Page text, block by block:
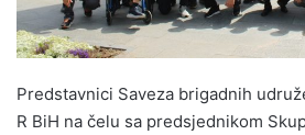
l
Predstavnici Saveza brigadnih
R BiH na čelu sa predsjednikom